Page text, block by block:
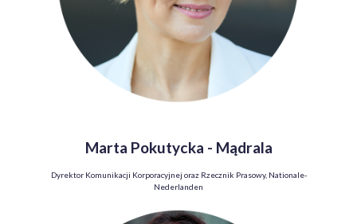
Marta Pokutycka - Mądrala
Dyrektor Komunikacji Korporacyjnej oraz Rzecznik Prasowy, Nationale-
Nederlanden